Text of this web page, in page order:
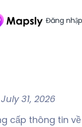
Đăng nhập
31, 2026
cấp thông tin